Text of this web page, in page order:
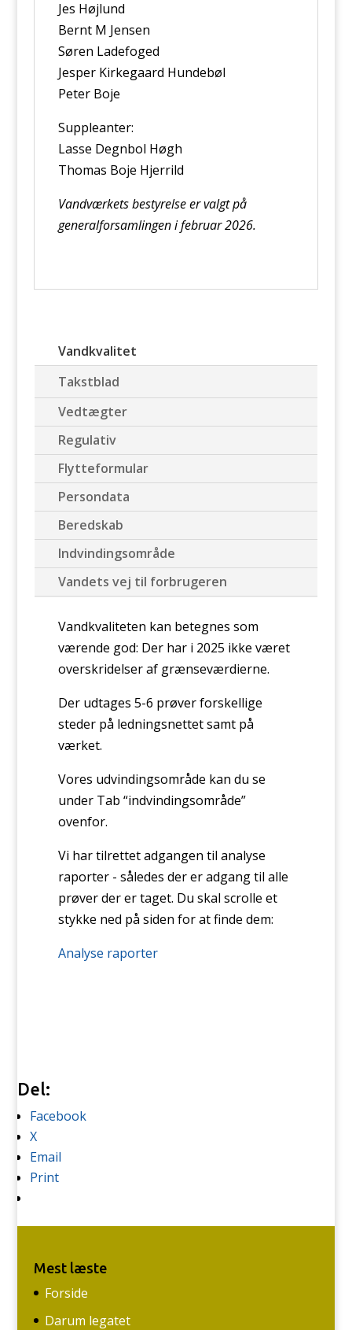
Jes Højlund
Bernt M Jensen
Søren Ladefoged
Jesper Kirkegaard Hundebøl
Peter Boje
Suppleanter:
Lasse Degnbol Høgh
Thomas Boje Hjerrild
Vandværkets bestyrelse er valgt på
generalforsamlingen i februar 2026.
Vandkvalitet
Takstblad
Vedtægter
Regulativ
Flytteformular
Persondata
Beredskab
Indvindingsområde
Vandets vej til forbrugeren
Vandkvaliteten kan betegnes som
værende god: Der har i 2025 ikke været
overskridelser af grænseværdierne.
Der udtages 5-6 prøver forskellige
steder på ledningsnettet samt på
værket.
Vores udvindingsområde kan du se
under Tab “indvindingsområde”
ovenfor.
Vi har tilrettet adgangen til analyse
raporter - således der er adgang til alle
prøver der er taget. Du skal scrolle et
stykke ned på siden for at finde dem:
Analyse raporter
Del:
Facebook
X
Email
Print
Mest læste
Forside
Darum legatet